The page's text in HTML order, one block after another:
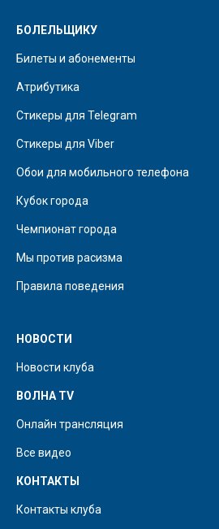
БОЛЕЛЬЩИКУ
Билеты и абонементы
Атрибутика
Стикеры для Telegram
Стикеры для Viber
Обои для мобильного телефона
Кубок города
Чемпионат города
Мы против расизма
Правила поведения
НОВОСТИ
Новости клуба
ВОЛНА TV
Онлайн трансляция
Все видео
КОНТАКТЫ
Контакты клуба